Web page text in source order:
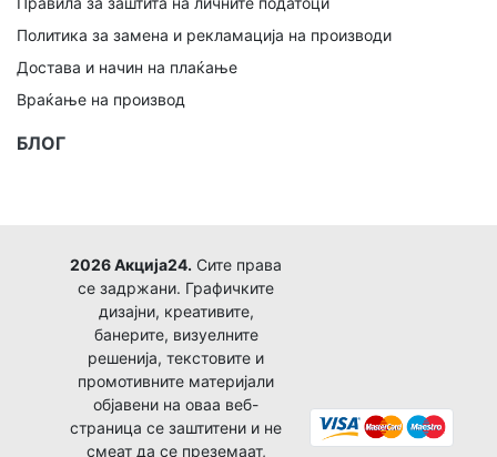
Политика за замена и рекламација на производи
Достава и начин на плаќање
Враќање на производ
БЛОГ
2026 Акција24. Сите права
се задржани. Графичките
дизајни, креативите,
банерите, визуелните
решенија, текстовите и
промотивните материјали
објавени на оваа веб-
страница се заштитени и не
смеат да се преземаат,